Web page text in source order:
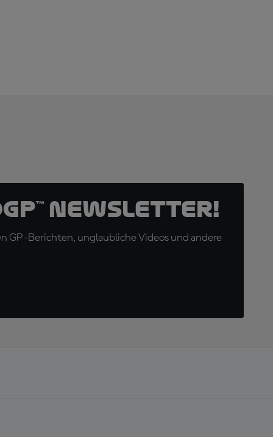
Newsletter!
GP-Berichten, unglaubliche Videos und andere